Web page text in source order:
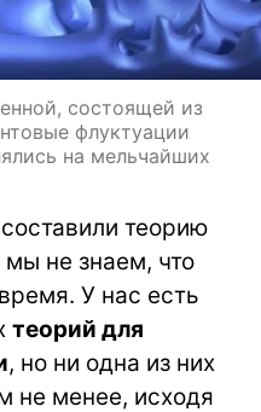
состоящей из
флуктуации
на мельчайших
теорию
мы не знаем, что
У нас есть
теорий для
, но ни одна из них
не менее, исходя